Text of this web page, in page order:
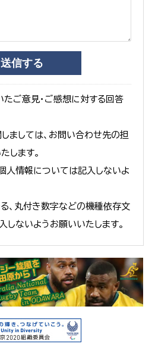
たご意見・ご感想に対する回答
ましては、お問い合わせ先の担
します。
人情報については記入しないよ
、丸付き数字などの機種依存文
しないようお願いいたします。